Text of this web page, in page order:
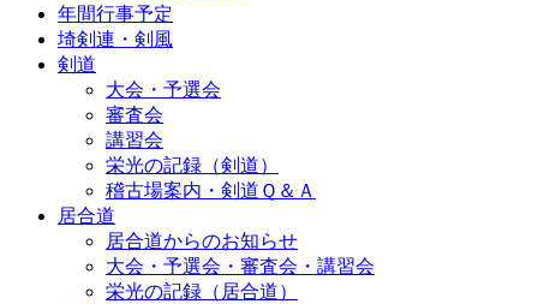
年間行事予定
埼剣連・剣風
剣道
大会・予選会
審査会
講習会
栄光の記録（剣道）
稽古場案内・剣道Ｑ＆Ａ
居合道
居合道からのお知らせ
大会・予選会・審査会・講習会
栄光の記録（居合道）